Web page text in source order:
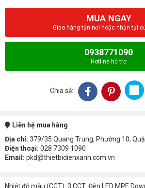
MUA NGAY
Giao hàng tận nơi hoặc nhận tại
0938771090
Hotline hỗ trợ
Chia sẻ:
Liên hệ mua hàng
Địa chỉ: 379/35 Quang Trung, Phường 10,
Điện thoại: 028 7309 1090
Email: pkd@thietbidienxanh.com.vn
Nhiệt độ màu (CCT): 3 CCT. Đèn LED MPE